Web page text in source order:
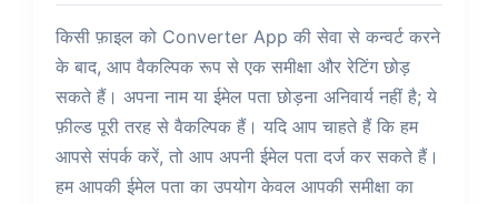
किसी फ़ाइल को Converter App की सेवा से कन्वर्ट करने
के बाद, आप वैकल्पिक रूप से एक समीक्षा और रेटिंग छोड़
सकते हैं। अपना नाम या ईमेल पता छोड़ना अनिवार्य नहीं है; ये
फ़ील्ड पूरी तरह से वैकल्पिक हैं। यदि आप चाहते हैं कि हम
आपसे संपर्क करें, तो आप अपनी ईमेल पता दर्ज कर सकते हैं।
हम आपकी ईमेल पता का उपयोग केवल आपकी समीक्षा का